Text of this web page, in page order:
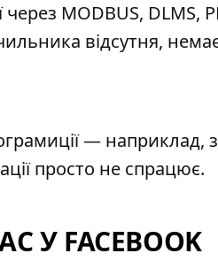
через MODBUS, DLMS,
відсутня,
— наприклад,
просто не спрацює.
У FACEBOOK